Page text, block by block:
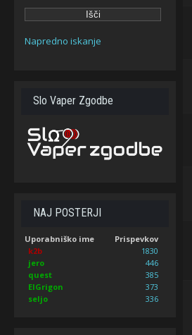
Napredno iskanje
Slo Vaper Zgodbe
NAJ POSTERJI
Uporabniško ime
Prispevkov
k2b
1830
jero
446
quest
385
ElGrigon
373
seljo
336